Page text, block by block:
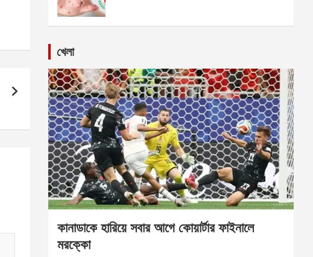
খেলা
কানাডাকে হারিয়ে সবার আগে কোয়ার্টার ফাইনালে
মরক্কো